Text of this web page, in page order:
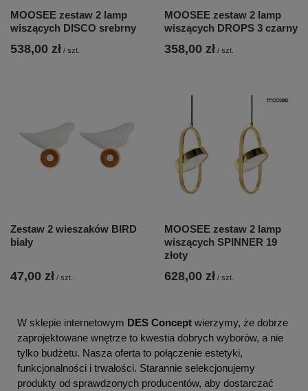
MOOSEE zestaw 2 lamp
wiszących DISCO srebrny
538,00 zł / szt.
MOOSEE zestaw 2 lamp
wiszących DROPS 3 czarny
358,00 zł / szt.
Zestaw 2 wieszaków BIRD
biały
47,00 zł / szt.
MOOSEE zestaw 2 lamp
wiszących SPINNER 19
złoty
628,00 zł / szt.
W sklepie internetowym DES Concept wierzymy, że dobrze
zaprojektowane wnętrze to kwestia dobrych wyborów, a nie
tylko budżetu. Nasza oferta to połączenie estetyki,
funkcjonalności i trwałości. Starannie selekcjonujemy
produkty od sprawdzonych producentów, aby dostarczać